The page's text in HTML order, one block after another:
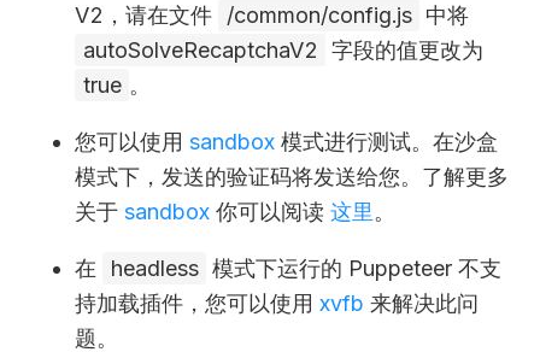
V2，请在文件
/common/config.js 中将
autoSolveRecaptchaV2
字段的值更改为
true 。
您可以使用sandbox 模式进行测试。在沙盒
模式下，发送的验证码将发送给您。了解更多
关于sandbox 你可以阅读这里。
在 headless 模式下运行的 Puppeteer 不支
持加载插件，您可以使用xvfb 来解决此问
题。